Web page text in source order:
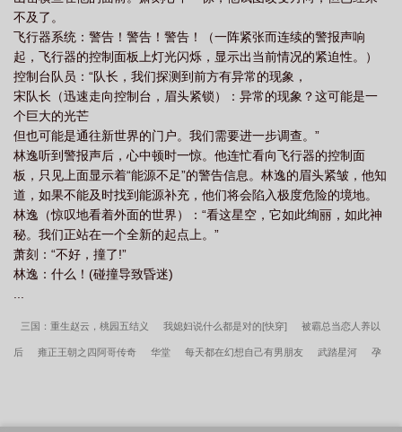
不及了。
飞行器系统：警告！警告！警告！（一阵紧张而连续的警报声响
起，飞行器的控制面板上灯光闪烁，显示出当前情况的紧迫性。）
控制台队员：“队长，我们探测到前方有异常的现象，
宋队长（迅速走向控制台，眉头紧锁）：异常的现象？这可能是一
个巨大的光芒
但也可能是通往新世界的门户。我们需要进一步调查。”
林逸听到警报声后，心中顿时一惊。他连忙看向飞行器的控制面
板，只见上面显示着“能源不足”的警告信息。林逸的眉头紧皱，他知
道，如果不能及时找到能源补充，他们将会陷入极度危险的境地。
林逸（惊叹地看着外面的世界）：“看这星空，它如此绚丽，如此神
秘。我们正站在一个全新的起点上。”
萧刻：“不好，撞了!”
林逸：什么！(碰撞导致昏迷)
三国：重生赵云，桃园五结义 我媳妇说什么都是对的[快穿] 被霸总当恋人养以
后 雍正王朝之四阿哥传奇 华堂 每天都在幻想自己有男朋友 武踏星河 孕